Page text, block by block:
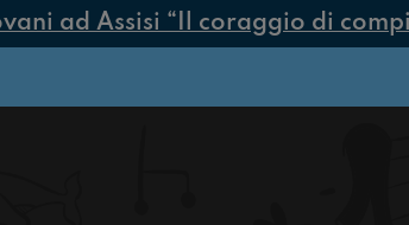
ad Assisi “Il coraggio di